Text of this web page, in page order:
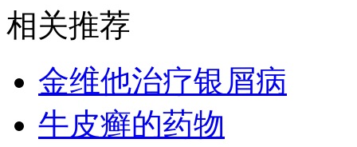
相关推荐
金维他治疗银屑病
牛皮癣的药物